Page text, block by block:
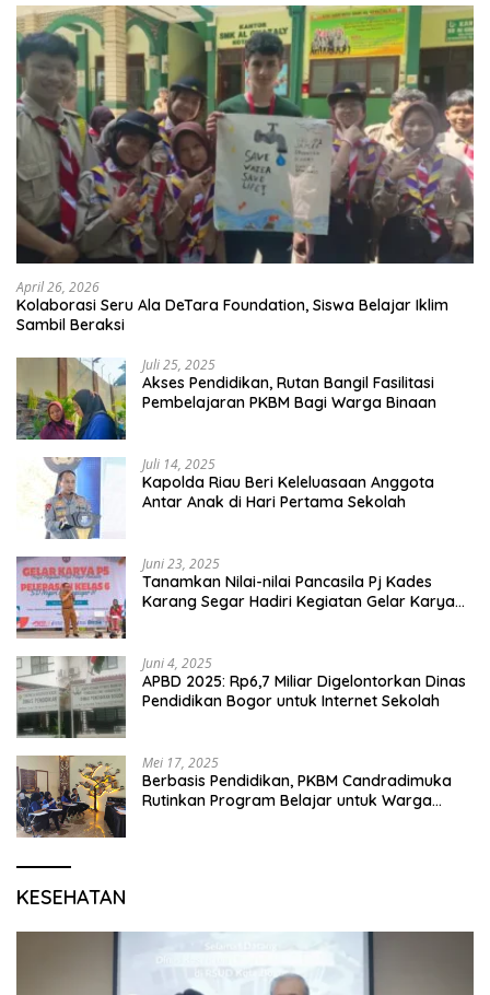
April 26, 2026
Kolaborasi Seru Ala DeTara Foundation, Siswa Belajar Iklim
Sambil Beraksi
Juli 25, 2025
Akses Pendidikan, Rutan Bangil Fasilitasi
Pembelajaran PKBM Bagi Warga Binaan
Juli 14, 2025
Kapolda Riau Beri Keleluasaan Anggota
Antar Anak di Hari Pertama Sekolah
Juni 23, 2025
Tanamkan Nilai-nilai Pancasila Pj Kades
Karang Segar Hadiri Kegiatan Gelar Karya
Juni 4, 2025
APBD 2025: Rp6,7 Miliar Digelontorkan Dinas
Pendidikan Bogor untuk Internet Sekolah
Mei 17, 2025
Berbasis Pendidikan, PKBM Candradimuka
Rutinkan Program Belajar untuk Warga
KESEHATAN